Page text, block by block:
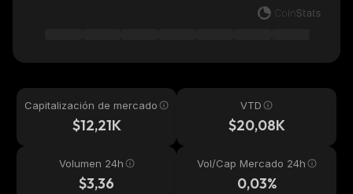
Capitalización de mercado
$12,21K
VTD
$20,08K
Volumen 24h
$3,36
Vol/Cap Mercado 24h
0,03%